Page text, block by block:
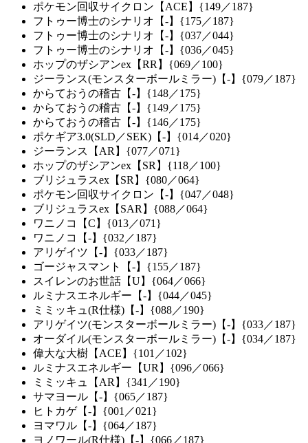
ポケモン回収サイクロン【ACE】{149／187}
フトゥー博士のシナリオ【-】{175／187}
フトゥー博士のシナリオ【-】{037／044}
フトゥー博士のシナリオ【-】{036／045}
ホップのザシアンex【RR】{069／100}
ジーランス(モンスターボールミラー)【-】{079／187}
からておうの稽古【-】{148／175}
からておうの稽古【-】{149／175}
からておうの稽古【-】{146／175}
ポケギア3.0(SLD／SEK)【-】{014／020}
ジーランス【AR】{077／071}
ホップのザシアンex【SR】{118／100}
ブリジュラスex【SR】{080／064}
ポケモン回収サイクロン【-】{047／048}
ブリジュラスex【SAR】{088／064}
ワニノコ【C】{013／071}
ワニノコ【-】{032／187}
アリゲイツ【-】{033／187}
ゴージャスマント【-】{155／187}
スイレンのお世話【U】{064／066}
ルミナスエネルギー【-】{044／045}
ミミッキュ(R仕様)【-】{088／190}
アリゲイツ(モンスターボールミラー)【-】{033／187}
オーダイル(モンスターボールミラー)【-】{034／187}
偉大な大樹【ACE】{101／102}
ルミナスエネルギー【UR】{096／066}
ミミッキュ【AR】{341／190}
サマヨール【-】{065／187}
ヒトカゲ【-】{001／021}
ヨマワル【-】{064／187}
ヨノワール(R仕様)【-】{066／187}